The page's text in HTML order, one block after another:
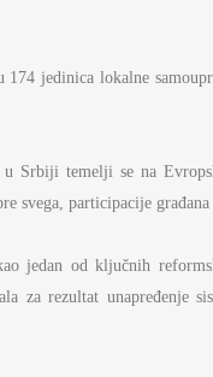
NABAVKE
JAVNIH NABAVKI I
174 jedinica lokalne
u Srbiji temelji se na
svega, participacije
jedan od ključnih
za rezultat unapređenje